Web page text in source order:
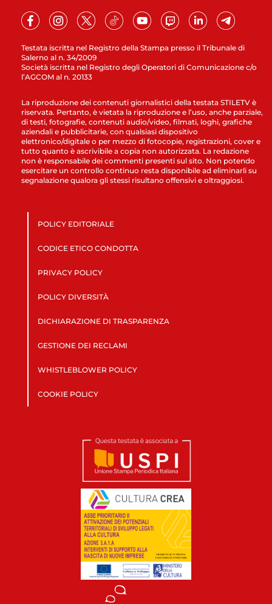
Testata iscritta nel Registro della Stampa presso il Tribunale di
Salerno al n. 34/2009
Società iscritta nel Registro degli Operatori di Comunicazione c/o
l’AGCOM al n. 20133
La riproduzione dei contenuti giornalistici della testata STILETV è
riservata. Pertanto, è vietata la riproduzione e l’uso, anche parziale,
di testi, fotografie, contenuti audio/video, filmati, loghi, grafiche
aziendali e pubblicitarie, con qualsiasi dispositivo
elettronico/digitale o per mezzo di fotocopie, registrazioni, cover e
tutto quanto è ascrivibile a copia non autorizzata. La redazione
non è responsabile dei commenti presenti sul sito. Non potendo
esercitare un controllo continuo resta disponibile ad eliminarli su
segnalazione qualora gli stessi risultano offensivi e oltraggiosi.
POLICY EDITORIALE
CODICE ETICO CONDOTTA
PRIVACY POLICY
POLICY DIVERSITÀ
DICHIARAZIONE DI TRASPARENZA
GESTIONE DEI RECLAMI
WHISTLEBLOWER POLICY
COOKIE POLICY